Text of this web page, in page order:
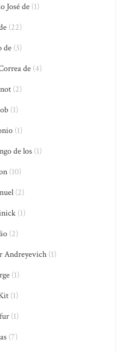
José de(1)
(22)
de(3)
de(4)
(2)
(1)
(1)
de los (1)
(10)
(2)
(1)
(2)
Andreyevich(1)
(1)
(1)
(1)
(7)